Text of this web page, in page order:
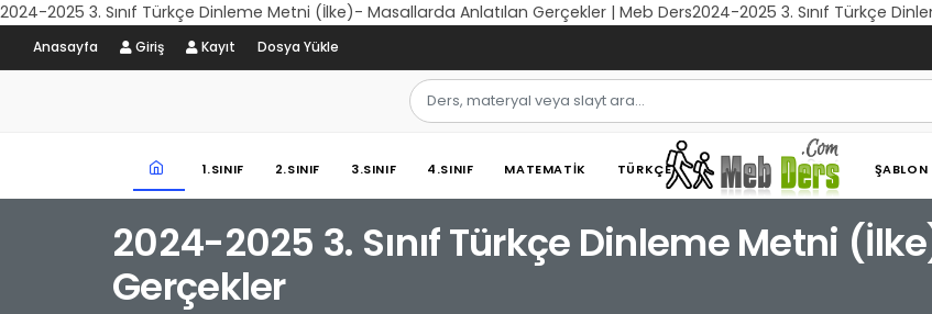
2024-2025 3. Sınıf Türkçe Dinleme Metni (İlke)- Masallarda Anlatılan Gerçekler | Meb Ders2024-2025 3. Sınıf Türkçe
Anasayfa Giriş Kayıt Dosya Yükle
1.SINIF 2.SINIF 3.SINIF 4.SINIF MATEMATIK TÜRKÇE ŞABLON
2024-2025 3. Sınıf Türkçe Dinleme Metni
Gerçekler